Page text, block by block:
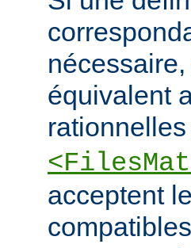
équivalent
rationnelles
acceptent